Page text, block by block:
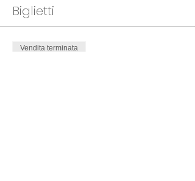
Biglietti
Vendita terminata